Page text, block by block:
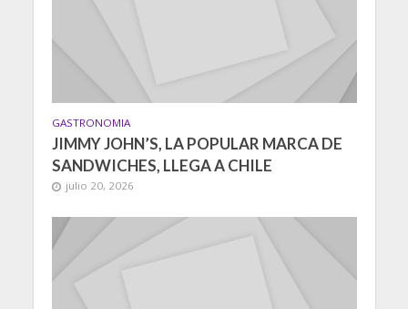
GASTRONOMIA
JIMMY JOHN’S, LA POPULAR MARCA DE
SANDWICHES, LLEGA A CHILE
julio 20, 2026